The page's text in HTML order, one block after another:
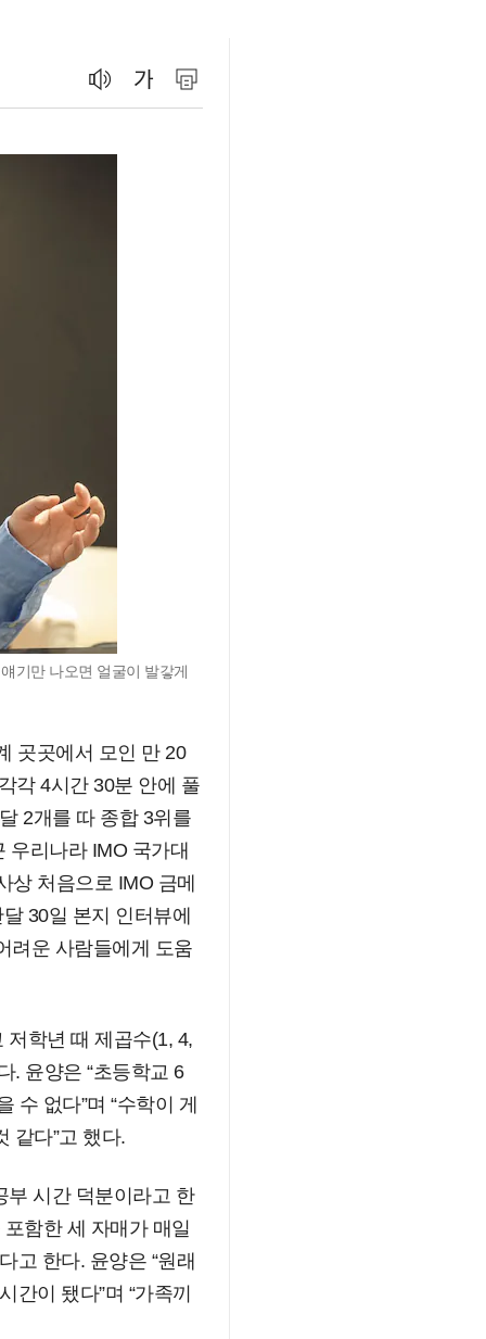
기만 나오면 얼굴이 발갛게
곳곳에서 모인 만 20
각 4시간 30분 안에 풀
2개를 따 종합 3위를
우리나라 IMO 국가대
처음으로 IMO 금메
30일 본지 인터뷰에
려운 사람들에게 도움
학년 때 제곱수(1, 4,
. 윤양은 “초등학교 6
없다”며 “수학이 게
같다”고 했다.
부 시간 덕분이라고 한
함한 세 자매가 매일
고 한다. 윤양은 “원래
이 됐다”며 “가족끼